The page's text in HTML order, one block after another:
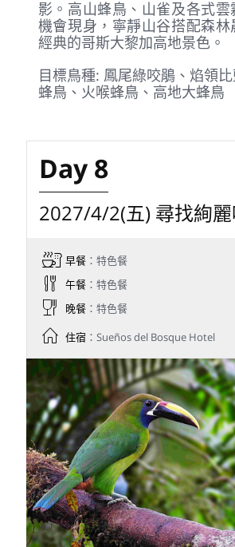
目標鳥種: 黃眼燈草鵐、烏頂
鴝鶇、橡樹啄木、黑領鴝鶯
2027/4/1(四) 薩維格雷
攝影
午餐 ：特色餐
晚餐 ：特色餐
住宿：Sueños del Bosque Hotel
全日於薩維格雷山谷(Savegre
利用旅館設施與知名餵鳥平
影。高山蜂鳥、山雀及各式
機會現身，寧靜山谷搭配森
經典的哥斯大黎加高地景色。
目標鳥種: 鳳尾綠咬鵑、焰領
蜂鳥、火喉蜂鳥、高地大蜂鳥